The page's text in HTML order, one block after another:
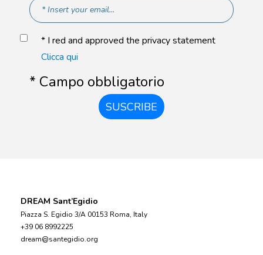
* I red and approved the privacy statement
Clicca qui
* Campo obbligatorio
SUSCRIBE
DREAM Sant’Egidio
Piazza S. Egidio 3/A 00153 Roma, Italy
+39 06 8992225
dream@santegidio.org